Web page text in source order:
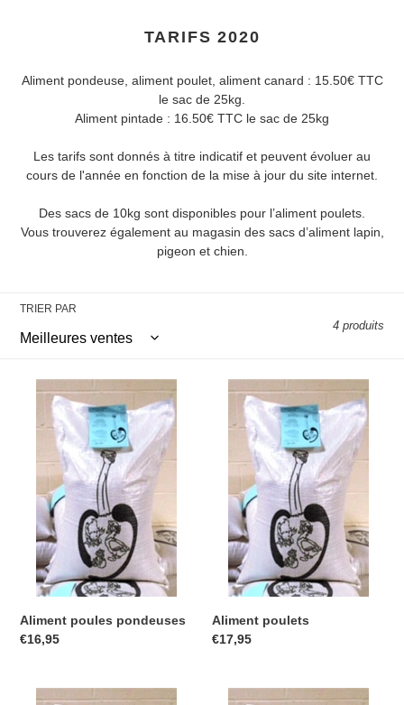
TARIFS 2020
Aliment pondeuse, aliment poulet, aliment canard : 15.50€ TTC
le sac de 25kg.
Aliment pintade : 16.50€ TTC le sac de 25kg
Les tarifs sont donnés à titre indicatif et peuvent évoluer au
cours de l'année en fonction de la mise à jour du site internet.
Des sacs de 10kg sont disponibles pour l’aliment poulets.
Vous trouverez également au magasin des sacs d’aliment lapin,
pigeon et chien.
TRIER PAR
4 produits
Aliment
poules
pondeuses
Aliment poules pondeuses
Prix
€16,95
Aliment
poulets
Aliment poulets
Prix
€17,95
Aliment
Aliment